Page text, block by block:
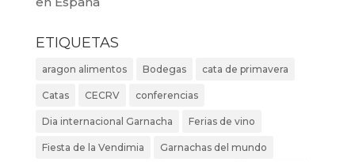
ETIQUETAS
aragon alimentos Bodegas cata de primavera
Catas CECRV conferencias
Dia internacional Garnacha Ferias de vino
Fiesta de la Vendimia Garnachas del mundo